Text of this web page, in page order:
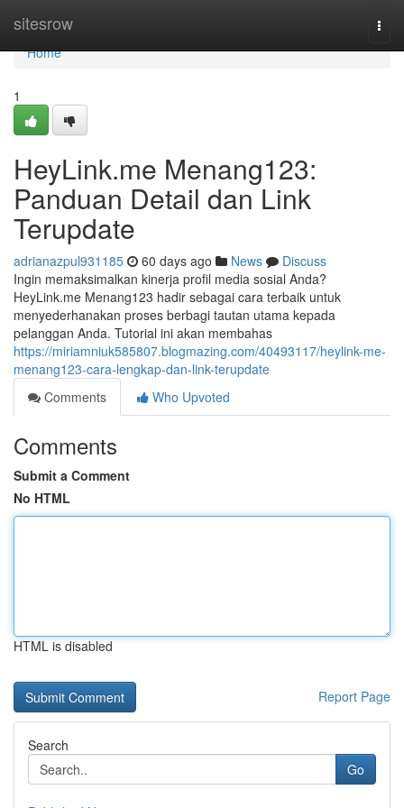
sitesrow
Home
Home
1
HeyLink.me Menang123:
Panduan Detail dan Link
Terupdate
adrianazpul931185 60 days ago News
Discuss
Ingin memaksimalkan kinerja profil media sosial Anda?
HeyLink.me Menang123 hadir sebagai cara terbaik untuk
menyederhanakan proses berbagi tautan utama kepada
pelanggan Anda. Tutorial ini akan membahas
https://miriamniuk585807.blogmazing.com/40493117/heylink-me-
menang123-cara-lengkap-dan-link-terupdate
Comments
Who Upvoted
Comments
Submit a Comment
No HTML
HTML is disabled
Report Page
Search
Go